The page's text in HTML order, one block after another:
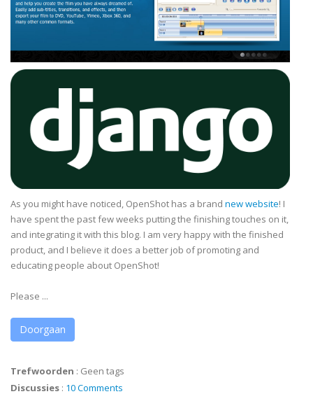
As you might have noticed, OpenShot has a brand new website! I
have spent the past few weeks putting the finishing touches on it,
and integrating it with this blog. I am very happy with the finished
product, and I believe it does a better job of promoting and
educating people about OpenShot!
Please ...
Doorgaan
Trefwoorden : Geen tags
Discussies : 10 Comments